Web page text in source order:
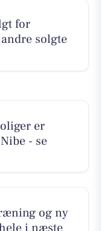
for
solgte
er
- se
og ny